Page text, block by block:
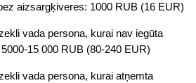
aizsargķiveres: 1000 RUB (16 EUR)
vada persona, kurai nav iegūta
15 000 RUB (80-240 EUR)
vada persona, kurai atņemta